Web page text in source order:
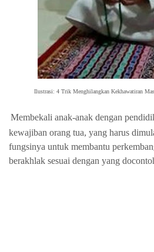
Ilustrasi: 4 Trik Menghilangkan Kekhawatiran
Membekali anak-anak dengan
kewajiban orang tua, yang harus
fungsinya untuk membantu
berakhlak sesuai dengan yang